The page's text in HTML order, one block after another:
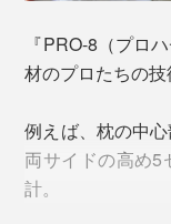
『PRO-8（プロ
材のプロたちの技
例えば、枕の中
両サイドの高め5
計。